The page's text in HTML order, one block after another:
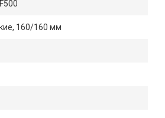
160/160 мм